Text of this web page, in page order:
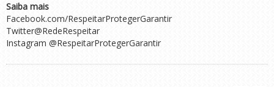
Saiba mais
Facebook.com/RespeitarProtegerGarantir
Twitter@RedeRespeitar
Instagram @RespeitarProtegerGarantir